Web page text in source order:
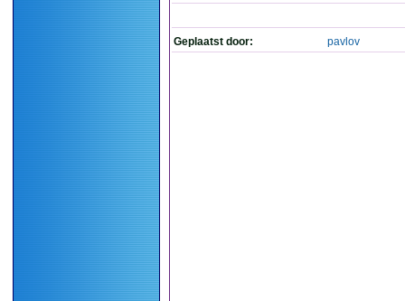
Geplaatst door: pavlov